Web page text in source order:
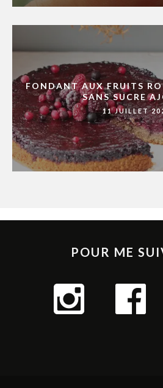
FONDANT AUX FRUITS
SANS SUCRE
11 JUILLET
POUR ME